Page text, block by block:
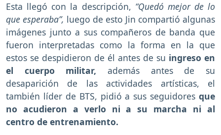
Esta llegó con la descripción, “Quedó mejor de lo
que esperaba”, luego de esto Jin compartió algunas
imágenes junto a sus compañeros de banda que
fueron interpretadas como la forma en la que
estos se despidieron de él antes de su ingreso en
el cuerpo militar, además antes de su
desaparición de las actividades artísticas, el
también líder de BTS, pidió a sus seguidores que
no acudieron a verlo ni a su marcha ni al
centro de entrenamiento.